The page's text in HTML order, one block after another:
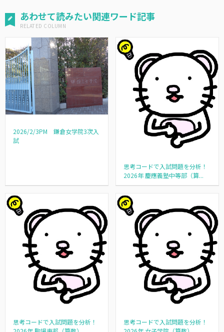
あわせて読みたい関連ワード記事
2026/2/3PM 鎌倉女学院3次入
試
思考コードで入試問題を分析！
2026年 慶應義塾中等部（算...
思考コードで入試問題を分析！
思考コードで入試問題を分析！